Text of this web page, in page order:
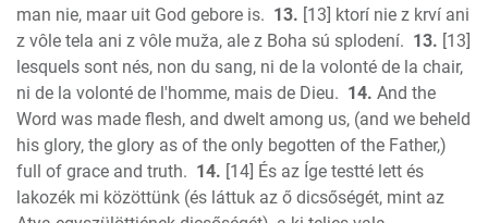
man nie, maar uit God gebore is. 13. [13] ktorí nie z krví ani
z vôle tela ani z vôle muža, ale z Boha sú splodení. 13. [13]
lesquels sont nés, non du sang, ni de la volonté de la chair,
ni de la volonté de l'homme, mais de Dieu. 14. And the
Word was made flesh, and dwelt among us, (and we beheld
his glory, the glory as of the only begotten of the Father,)
full of grace and truth. 14. [14] És az Íge testté lett és
lakozék mi közöttünk (és láttuk az ő dicsőségét, mint az